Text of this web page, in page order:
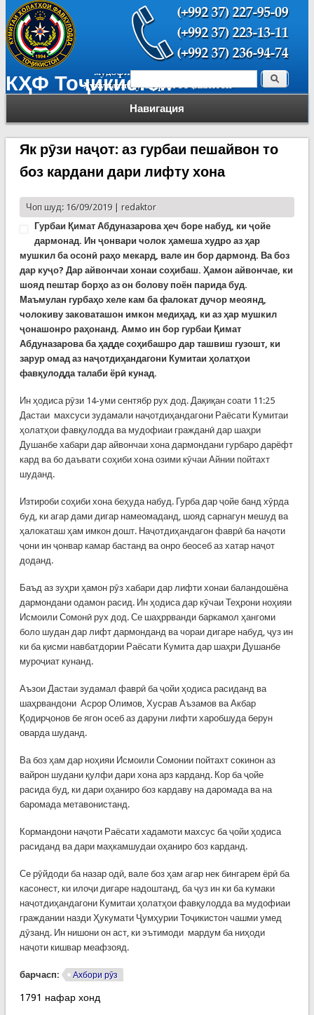
КҲФ Тоҷикистон
Навигация
Форма поиска Поиск
Як рӯзи наҷот: аз гурбаи пешайвон то
боз кардани дари лифту хона
Чоп шуд: 16/09/2019 | redaktor
Гурбаи Қимат Абдуназарова ҳеч боре набуд, ки ҷойе
дармонад. Ин ҷонвари чолок ҳамеша худро аз ҳар
мушкил ба осонӣ раҳо мекард, вале ин бор дармонд. Ва боз
дар куҷо? Дар айвончаи хонаи соҳибаш. Ҳамон айвончае, ки
шояд пештар борҳо аз он болову поён парида буд.
Маъмулан гурбаҳо хеле кам ба фалокат дучор меоянд,
чолокиву заковаташон имкон медиҳад, ки аз ҳар мушкил
ҷонашонро раҳонанд. Аммо ин бор гурбаи Қимат
Абдуназарова ба ҳадде соҳибашро дар ташвиш гузошт, ки
зарур омад аз наҷотдиҳандагони Кумитаи ҳолатҳои
фавқулодда талаби ёрӣ кунад.
Ин ҳодиса рӯзи 14-уми сентябр рух дод. Дақиқан соати 11:25
Дастаи махсуси зудамали наҷотдиҳандагони Раёсати Кумитаи
ҳолатҳои фавқулодда ва мудофиаи гражданӣ дар шаҳри
Душанбе хабари дар айвончаи хона дармондани гурбаро дарёфт
кард ва бо даъвати соҳиби хона озими кӯчаи Айнии пойтахт
шуданд.
Изтироби соҳиби хона беҳуда набуд. Гурба дар ҷойе банд хӯрда
буд, ки агар дами дигар намеомаданд, шояд сарнагун мешуд ва
ҳалокаташ ҳам имкон дошт. Наҷотдиҳандагон фаврӣ ба наҷоти
ҷони ин ҷонвар камар бастанд ва онро беосеб аз хатар наҷот
доданд.
Баъд аз зуҳри ҳамон рӯз хабари дар лифти хонаи баландошёна
дармондани одамон расид. Ин ҳодиса дар кӯчаи Теҳрони ноҳияи
Исмоили Сомонӣ рух дод. Се шаҳррванди баркамол ҳангоми
боло шудан дар лифт дармонданд ва чораи дигаре набуд, ҷуз ин
ки ба қисми навбатдории Раёсати Кумита дар шаҳри Душанбе
муроҷиат кунанд.
Аъзои Дастаи зудамал фаврӣ ба ҷойи ҳодиса расиданд ва
шаҳрвандони Асрор Олимов, Хусрав Аъзамов ва Акбар
Қодирҷонов бе ягон осеб аз даруни лифти харобшуда берун
оварда шуданд.
Ва боз ҳам дар ноҳияи Исмоили Сомонии пойтахт сокинон аз
вайрон шудани қулфи дари хона арз карданд. Кор ба ҷойе
расида буд, ки дари оҳаниро боз кардаву на даромада ва на
баромада метавонистанд.
Кормандони наҷоти Раёсати хадамоти махсус ба ҷойи ҳодиса
расиданд ва дари маҳкамшудаи оҳаниро боз карданд.
Се рӯйдоди ба назар одӣ, вале боз ҳам агар нек бингарем ёрӣ ба
касонест, ки илоҷи дигаре надоштанд, ба ҷуз ин ки ба кумаки
наҷотдиҳандагони Кумитаи ҳолатҳои фавқулодда ва мудофиаи
граждании назди Ҳукумати Ҷумҳурии Тоҷикистон чашми умед
дӯзанд. Ин нишони он аст, ки эътимоди мардум ба ниҳоди
наҷоти кишвар меафзояд.
барчасп: Ахбори рӯз
1791 нафар хонд